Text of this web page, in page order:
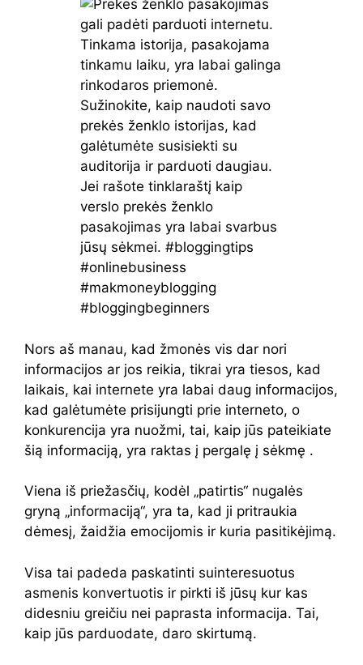
Nors aš manau, kad žmonės vis dar nori
informacijos ar jos reikia, tikrai yra tiesos, kad
laikais, kai internete yra labai daug informacijos,
kad galėtumėte prisijungti prie interneto, o
konkurencija yra nuožmi, tai, kaip jūs pateikiate
šią informaciją, yra raktas į pergalę į sėkmę .
Viena iš priežasčių, kodėl „patirtis“ nugalės
gryną „informaciją“, yra ta, kad ji pritraukia
dėmesį, žaidžia emocijomis ir kuria pasitikėjimą.
Visa tai padeda paskatinti suinteresuotus
asmenis konvertuotis ir pirkti iš jūsų kur kas
didesniu greičiu nei paprasta informacija. Tai,
kaip jūs parduodate, daro skirtumą.